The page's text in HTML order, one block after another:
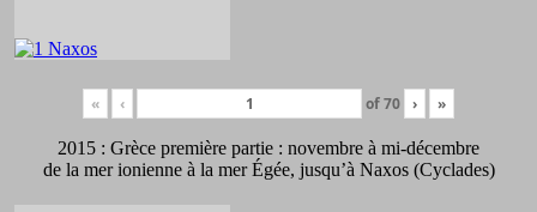
« ‹ of70 › »
2015 : Grèce première partie : novembre à mi-décembre
de la mer ionienne à la mer Égée, jusqu’à Naxos (Cyclades)